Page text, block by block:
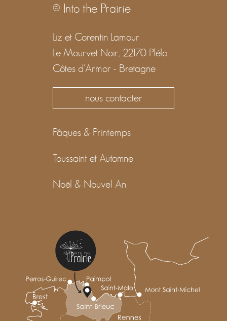
© Into the Prairie
Liz et Corentin Lamour
Le Mourvet Noir, 22170 Plélo
Côtes d'Armor - Bretagne
nous contacter
Pâques & Printemps
Toussaint et Automne
Noël & Nouvel An